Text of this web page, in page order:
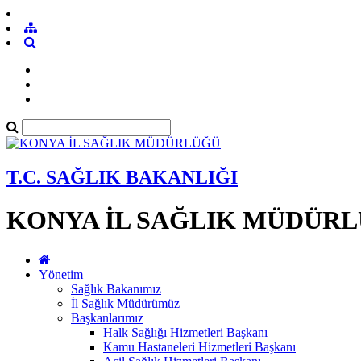
T.C. SAĞLIK BAKANLIĞI
KONYA İL SAĞLIK
Yönetim
Sağlık Bakanımız
İl Sağlık Müdürümüz
Başkanlarımız
Halk Sağlığı Hizmetleri Başkanı
Kamu Hastaneleri Hizmetleri Başkanı